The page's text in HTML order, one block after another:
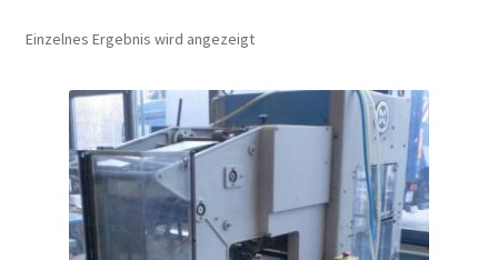
Einzelnes Ergebnis wird angezeigt